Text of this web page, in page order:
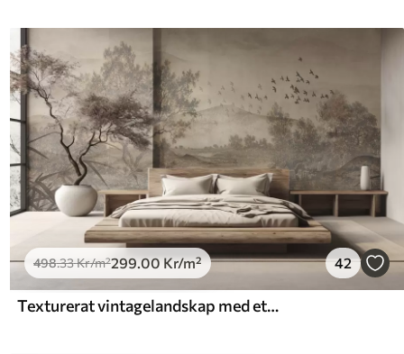
498.33Kr/m²299.00Kr/m² 42
Texturerat vintagelandskap med ett träd nära en flod och en molnig himmel, naturkonst i sepiatoner